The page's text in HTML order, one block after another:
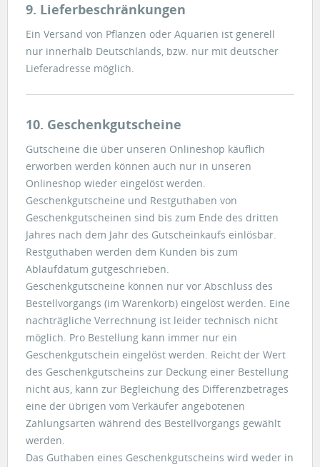
9. Lieferbeschränkungen
Ein Versand von Pflanzen oder Aquarien ist generell
nur innerhalb Deutschlands, bzw. nur mit deutscher
Lieferadresse möglich.
10. Geschenkgutscheine
Gutscheine die über unseren Onlineshop käuflich
erworben werden können auch nur in unseren
Onlineshop wieder eingelöst werden.
Geschenkgutscheine und Restguthaben von
Geschenkgutscheinen sind bis zum Ende des dritten
Jahres nach dem Jahr des Gutscheinkaufs einlösbar.
Restguthaben werden dem Kunden bis zum
Ablaufdatum gutgeschrieben.
Geschenkgutscheine können nur vor Abschluss des
Bestellvorgangs (im Warenkorb) eingelöst werden. Eine
nachträgliche Verrechnung ist leider technisch nicht
möglich. Pro Bestellung kann immer nur ein
Geschenkgutschein eingelöst werden. Reicht der Wert
des Geschenkgutscheins zur Deckung einer Bestellung
nicht aus, kann zur Begleichung des Differenzbetrages
eine der übrigen vom Verkäufer angebotenen
Zahlungsarten während des Bestellvorgangs gewählt
werden.
Das Guthaben eines Geschenkgutscheins wird weder in